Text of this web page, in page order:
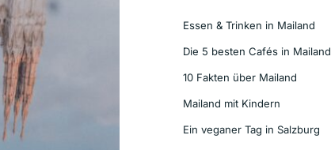
Essen & Trinken in Mailand
Die 5 besten Cafés in Mailand
10 Fakten über Mailand
Mailand mit Kindern
Ein veganer Tag in Salzburg